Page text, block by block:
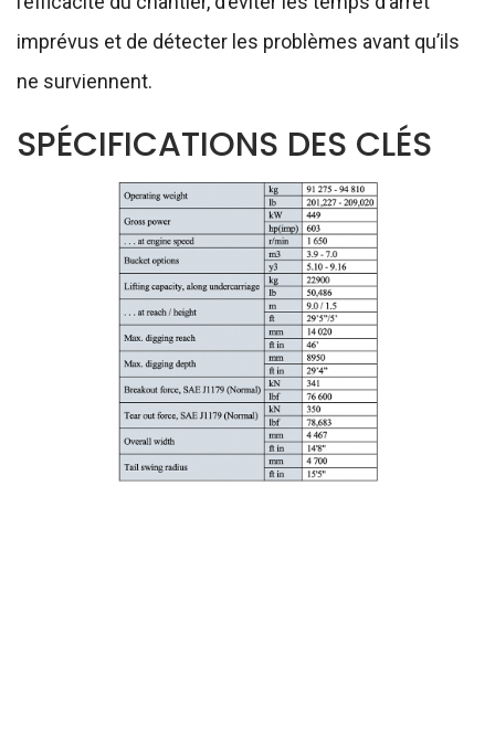
imprévus et de détecter les problèmes avant qu’ils
ne surviennent.
SPÉCIFICATIONS DES CLÉS